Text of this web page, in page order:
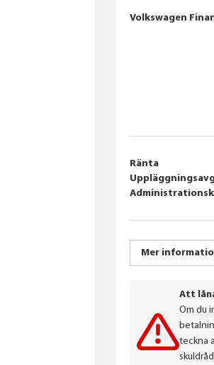
Volkswagen
Ränta
Mer
Att
Om du
teckna